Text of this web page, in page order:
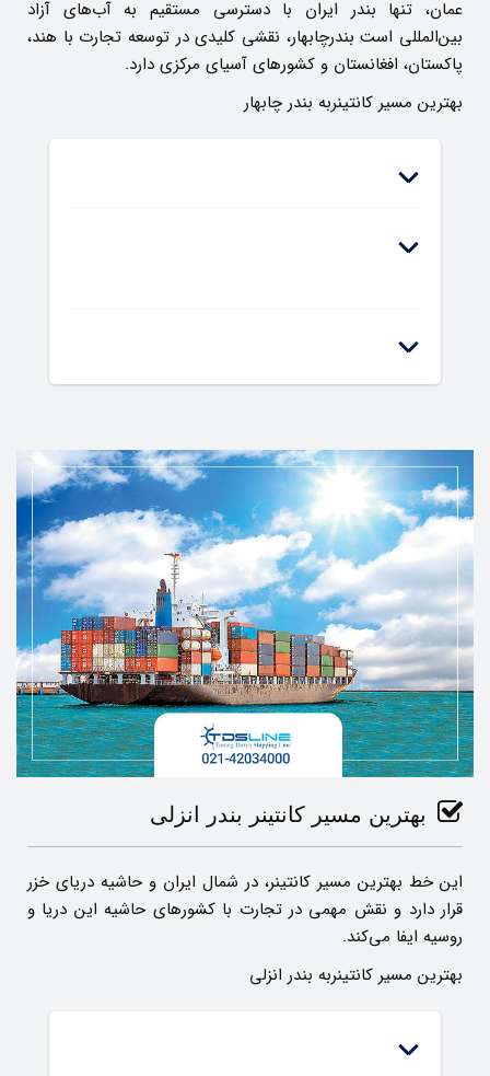
عمان، تنها بندر ایران با دسترسی مستقیم به آب‌های آزاد
بین‌المللی است بندرچابهار، نقشی کلیدی در توسعه تجارت با هند،
پاکستان، افغانستان و کشورهای آسیای مرکزی دارد.
بهترین مسیر کانتینربه بندر چابهار
بهترین مسیر کانتینر بندر انزلی
این خط بهترین مسیر کانتینر، در شمال ایران و حاشیه دریای خزر
قرار دارد و نقش مهمی در تجارت با کشورهای حاشیه این دریا و
روسیه ایفا می‌کند.
بهترین مسیر کانتینربه بندر انزلی